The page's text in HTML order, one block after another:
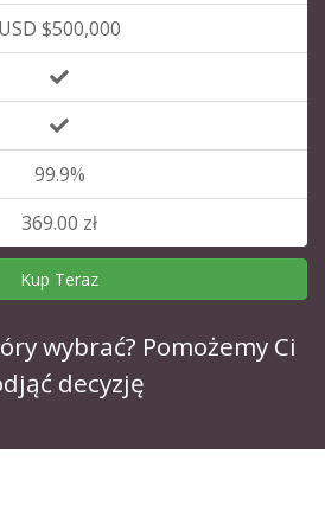
USD $500,000
99.9%
369.00 zł
Kup Teraz
wybrać? Pomożemy Ci
decyzję